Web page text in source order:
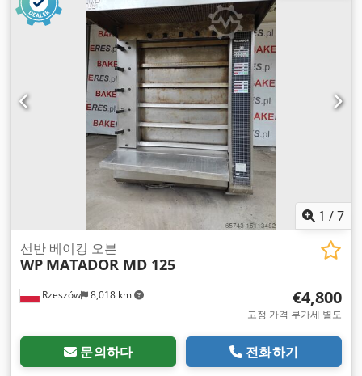
1 /7
Rzeszów 8,018 km
선반 베이킹 오븐
WP MATADOR MD 125
€4,800
고정 가격 부가세 별도
문의하다 전화하기